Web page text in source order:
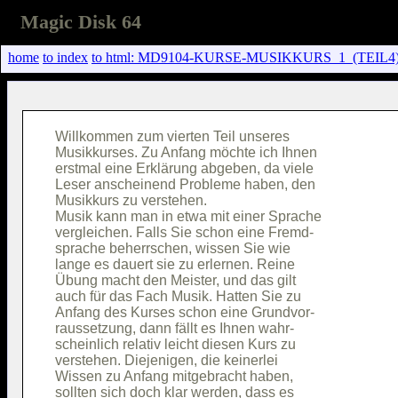
Magic Disk 64
home to index to html: MD9104-KURSE-
Willkommen zum vierten Teil unseres
Musikkurses. Zu Anfang möchte ich Ihnen
erstmal eine Erklärung abgeben, da viele
Leser anscheinend Probleme haben, den
Musikkurs zu verstehen.
Musik kann man in etwa mit einer Sprache
vergleichen. Falls Sie schon eine Fremd-
sprache beherrschen, wissen Sie wie
lange es dauert sie zu erlernen. Reine
Übung macht den Meister, und das gilt
auch für das Fach Musik. Hatten Sie zu
Anfang des Kurses schon eine Grundvor-
raussetzung, dann fällt es Ihnen wahr-
scheinlich relativ leicht diesen Kurs zu
verstehen. Diejenigen, die keinerlei
Wissen zu Anfang mitgebracht haben,
sollten sich doch klar werden, dass es